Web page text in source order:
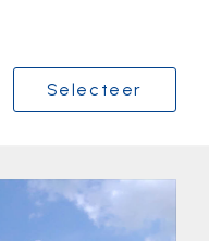
Selecteer